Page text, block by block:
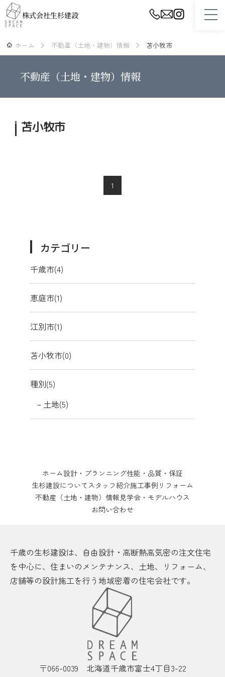
株式会社生杉建設
設計・プランニング
性能・品質・保証
ブログ
お問い合わせ
ホーム 不動産（土地・建物）情報 苫小牧市
不動産（土地・建物）情報
苫小牧市
1
カテゴリー
千歳市(4)
恵庭市(1)
江別市(1)
苫小牧市(0)
種別(5)
土地(5)
ホーム設計・プランニング性能・品質・保証
生杉建設についてスタッフ紹介施工事例 リフォーム
不動産（土地・建物）情報見学会・モデルハウス
お問い合わせ
千歳の生杉建設は、自由設計・高断熱高気密の注文住宅
を中心に、住まいのメンテナンス、土地、リフォーム、
店舗等の設計施工を行う地域密着の住宅会社です。
〒066-0039 北海道千歳市富士4丁目3-22